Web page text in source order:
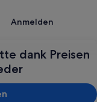
Anmelden
dank Preisen
Reise planen